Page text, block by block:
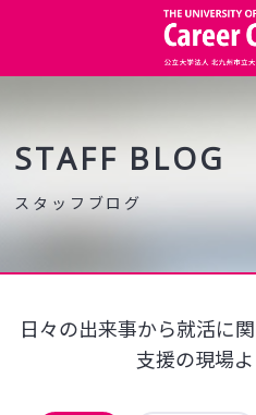
キャリアセン
進路・就
企業・団
STAFF BLOG
日々の出来事から就活に
支援の現場